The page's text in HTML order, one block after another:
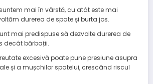
mai în vârstă, cu atât este mai
durerea de spate și burta jos.
mai predispuse să dezvolte durerea de
decât bărbații.
excesivă poate pune presiune asupra
și a mușchilor spatelui, crescând riscul